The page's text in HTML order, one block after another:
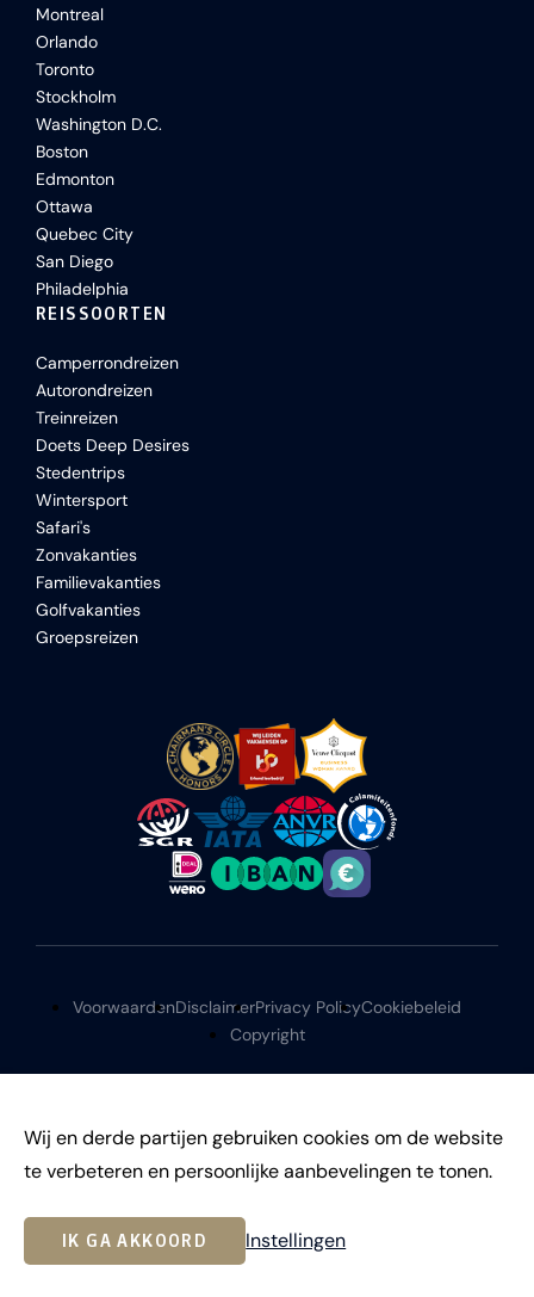
Wij en derde partijen gebruiken cookies om de website
te verbeteren en persoonlijke aanbevelingen te tonen.
IK GA AKKOORD Instellingen
Montreal
Orlando
Toronto
Stockholm
Washington D.C.
Boston
Edmonton
Ottawa
Quebec City
San Diego
Philadelphia
REISSOORTEN
Camperrondreizen
Autorondreizen
Treinreizen
Doets Deep Desires
Stedentrips
Wintersport
Safari's
Zonvakanties
Familievakanties
Golfvakanties
Groepsreizen
VoorwaardenDisclaimerPrivacy PolicyCookiebeleid
Copyright
©2026